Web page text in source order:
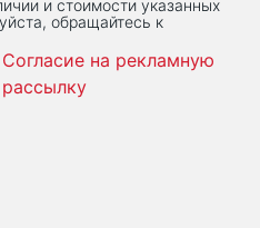
и стоимости указанных
обращайтесь к
Согласие на рекламную
рассылку